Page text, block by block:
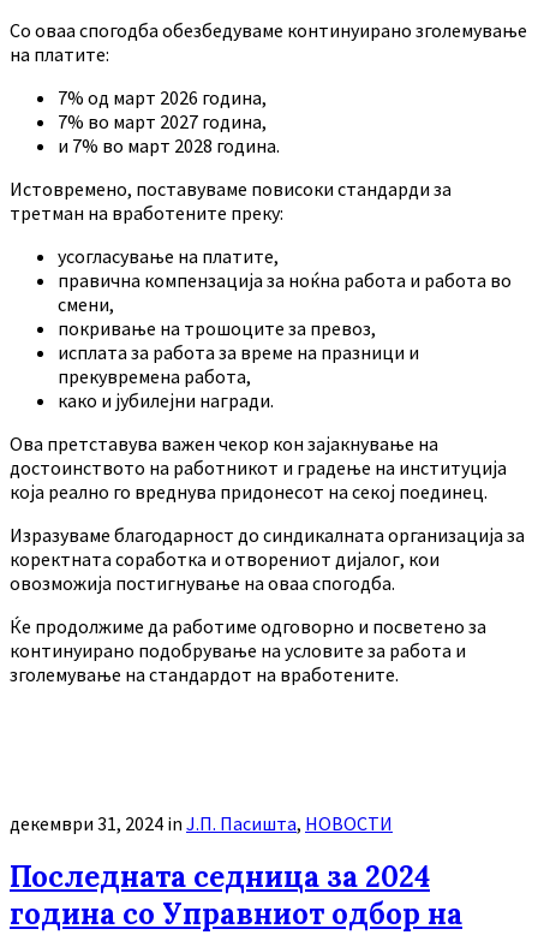
Со оваа спогодба обезбедуваме континуирано зголемување
на платите:
7% од март 2026 година,
7% во март 2027 година,
и 7% во март 2028 година.
Истовремено, поставуваме повисоки стандарди за
третман на вработените преку:
усогласување на платите,
правична компензација за ноќна работа и работа во
смени,
покривање на трошоците за превоз,
исплата за работа за време на празници и
прекувремена работа,
како и јубилејни награди.
Ова претставува важен чекор кон зајакнување на
достоинството на работникот и градење на институција
која реално го вреднува придонесот на секој поединец.
Изразуваме благодарност до синдикалната организација за
коректната соработка и отворениот дијалог, кои
овозможија постигнување на оваа спогодба.
Ќе продолжиме да работиме одговорно и посветено за
континуирано подобрување на условите за работа и
зголемување на стандардот на вработените.
декември 31, 2024 in Ј.П. Пасишта, НОВОСТИ
Последната седница за 2024
година со Управниот одбор на